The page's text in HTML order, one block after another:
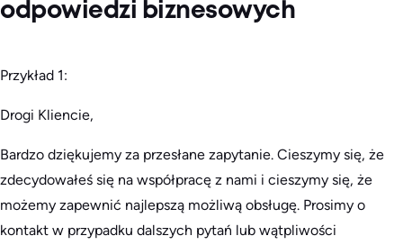
odpowiedzi biznesowych
Przykład 1:
Drogi Kliencie,
Bardzo dziękujemy za przesłane zapytanie. Cieszymy się, że
zdecydowałeś się na współpracę z nami i cieszymy się, że
możemy zapewnić najlepszą możliwą obsługę. Prosimy o
kontakt w przypadku dalszych pytań lub wątpliwości